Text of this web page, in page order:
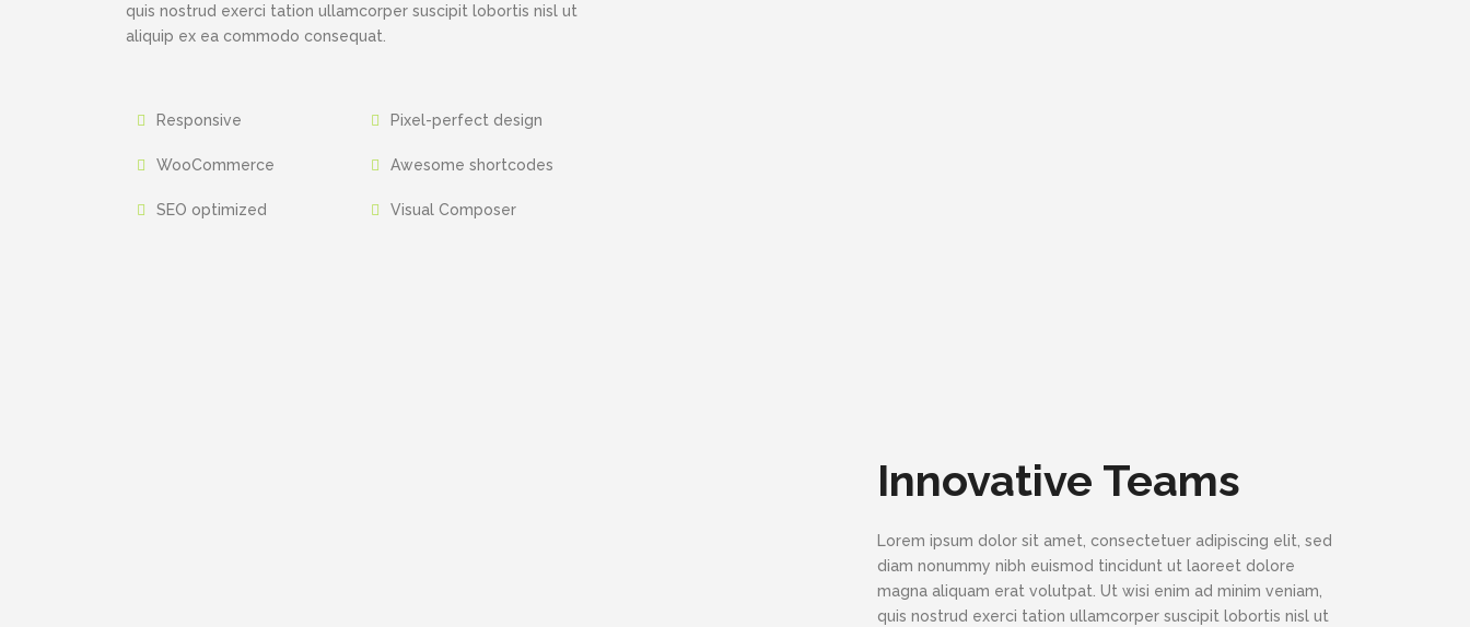
quis nostrud exerci tation ullamcorper suscipit lobortis nisl ut
aliquip ex ea commodo consequat.
Responsive
WooCommerce
SEO optimized
Pixel-perfect design
Awesome shortcodes
Visual Composer
Innovative Teams
Lorem ipsum dolor sit amet, consectetuer adipiscing elit, sed
diam nonummy nibh euismod tincidunt ut laoreet dolore
magna aliquam erat volutpat. Ut wisi enim ad minim veniam,
quis nostrud exerci tation ullamcorper suscipit lobortis nisl ut